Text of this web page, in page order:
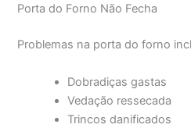
Porta do Forno Não Fecha
Problemas na porta do forno
Dobradiças gastas
Vedação ressecada
Trincos danificados